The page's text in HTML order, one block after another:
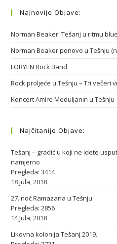
Najnovije Objave:
Norman Beaker: Tešanj u ritmu
Norman Beaker ponovo u Tešnju
LORYEN Rock Band
Rock proljeće u Tešnju – Tri večeri
Koncert Amire Meduljanin u Tešnju
Najčitanije Objave:
Tešanj – gradić u koji ne idete
namjerno
Pregleda: 3414
18 Jula, 2018
27. noć Ramazana u Tešnju
Pregleda: 2856
14 Jula, 2018
Likovna kolonija Tešanj 2019.